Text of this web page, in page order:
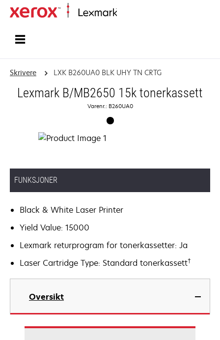
Skrivere LXK B260UA0 BLK UHY TN CRTG
Lexmark B/MB2650 15k tonerkassett
Varenr.: B260UA0
FUNKSJONER
Black & White Laser Printer
Yield Value: 15000
Lexmark returprogram for tonerkassetter: Ja
Laser Cartridge Type: Standard tonerkassett†
Oversikt